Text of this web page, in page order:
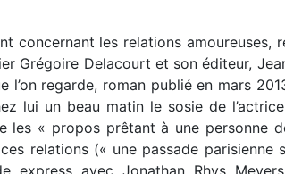
concernant les relations
Grégoire Delacourt et son éditeur,
l’on regarde, roman publié en mars
lui un beau matin le sosie de
les « propos prêtant à une personne
relations (« une passade parisienne
express avec Jonathan Rhys